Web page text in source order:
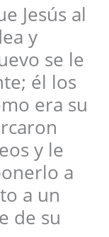
Jesús al
y
se le
él los
era su
y le
a
a un
de su